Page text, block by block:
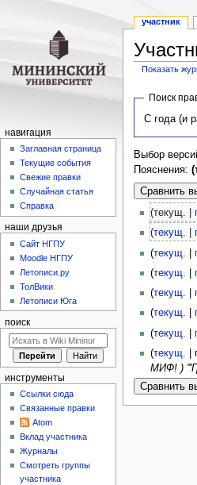
Показать
Перейти
навигации
Перейти
поиску
Поиск
С года (и
Выбор
Пояснения:
(текущ. |
(текущ.
(текущ.
(текущ.
(текущ.
(текущ.
(текущ.
(текущ. |
МИФ! )
участник
навигация
Заглавная страница
Текущие события
Свежие правки
Случайная статья
Справка
наши друзья
Cайт НГПУ
Moodle НГПУ
Летописи.ру
ТолВики
Летописи Юга
поиск
инструменты
Ссылки сюда
Связанные правки
Atom
Вклад участника
Журналы
Смотреть группы
участника